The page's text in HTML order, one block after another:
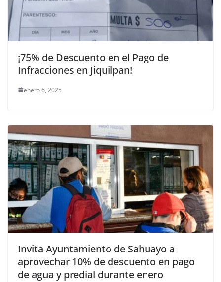
¡75% de Descuento en el Pago de
Infracciones en Jiquilpan!
enero 6, 2025
Invita Ayuntamiento de Sahuayo a
aprovechar 10% de descuento en pago
de agua y predial durante enero